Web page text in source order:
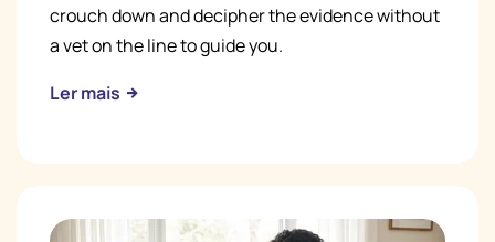
crouch down and decipher the evidence without
a vet on the line to guide you.
Ler mais